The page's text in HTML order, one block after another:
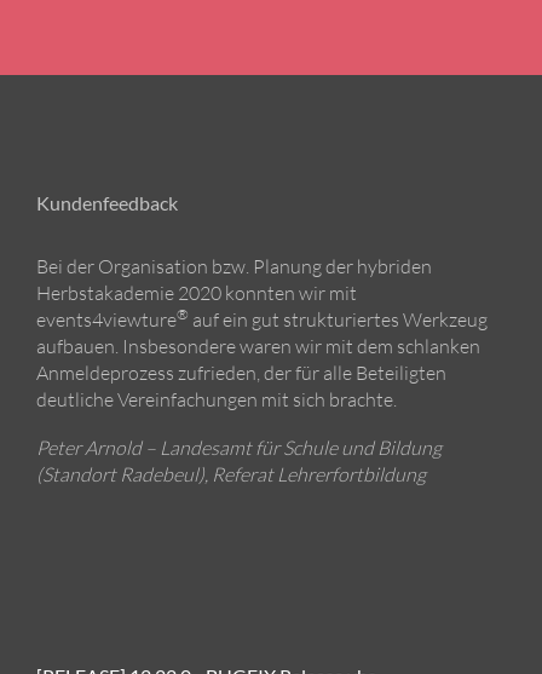
Kundenfeedback
Bei der Organisation bzw. Planung der hybriden
Herbstakademie 2020 konnten wir mit
events4viewture® auf ein gut strukturiertes Werkzeug
aufbauen. Insbesondere waren wir mit dem schlanken
Anmeldeprozess zufrieden, der für alle Beteiligten
deutliche Vereinfachungen mit sich brachte.
Peter Arnold – Landesamt für Schule und Bildung
(Standort Radebeul), Referat Lehrerfortbildung